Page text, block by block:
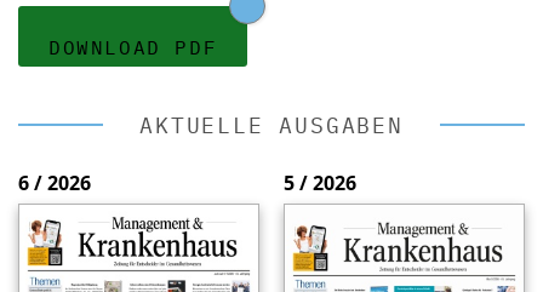
DOWNLOAD PDF
AKTUELLE AUSGABEN
6 / 2026 5 / 2026